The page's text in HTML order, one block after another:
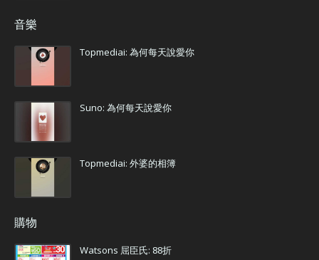
音樂
Topmediai: 為何每天說愛你
Suno: 為何每天說愛你
Topmediai: 外婆的相簿
購物
Watsons 屈臣氏: 88折